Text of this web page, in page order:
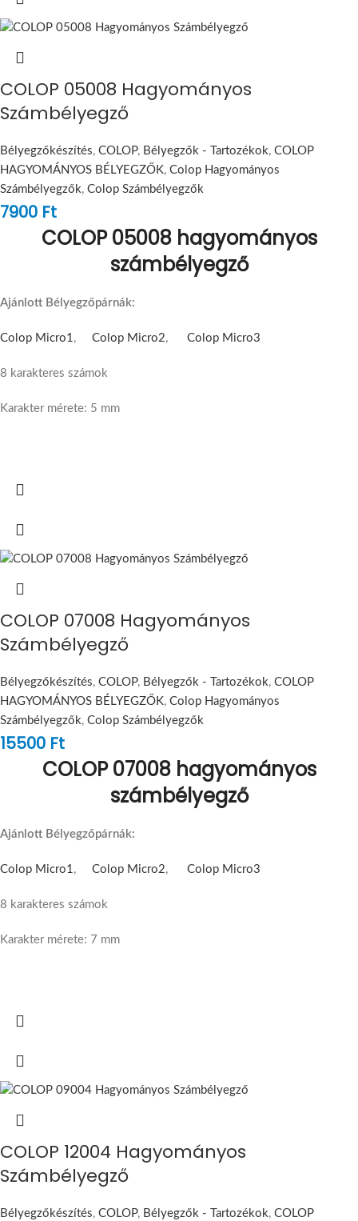
COLOP 05008 Hagyományos
Számbélyegző
Bélyegzőkészítés, COLOP, Bélyegzők - Tartozékok, COLOP
HAGYOMÁNYOS BÉLYEGZŐK, Colop Hagyományos
Számbélyegzők, Colop Számbélyegzők
7900 Ft
COLOP 05008 hagyományos
számbélyegző
Ajánlott Bélyegzőpárnák:
Colop Micro1 , Colop Micro2, Colop Micro3
8 karakteres számok
Karakter mérete: 5 mm
COLOP 07008 Hagyományos
Számbélyegző
Bélyegzőkészítés, COLOP, Bélyegzők - Tartozékok, COLOP
HAGYOMÁNYOS BÉLYEGZŐK, Colop Hagyományos
Számbélyegzők, Colop Számbélyegzők
15500 Ft
COLOP 07008 hagyományos
számbélyegző
Ajánlott Bélyegzőpárnák:
Colop Micro1, Colop Micro2, Colop Micro3
8 karakteres számok
Karakter mérete: 7 mm
COLOP 12004 Hagyományos
Számbélyegző
Bélyegzőkészítés, COLOP, Bélyegzők - Tartozékok, COLOP